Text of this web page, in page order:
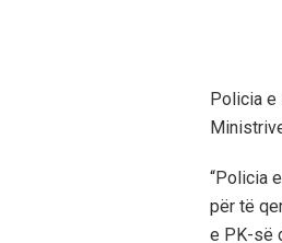
Policia e
“Policia
për të
e PK-së